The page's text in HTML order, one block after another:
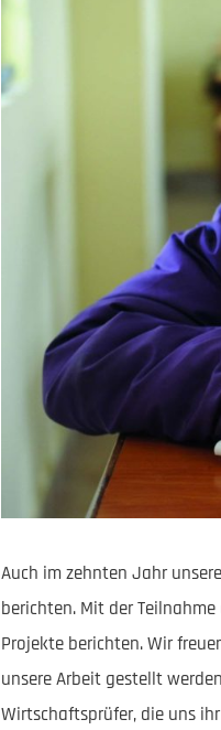
Auch im zehnten Jahr
berichten. Mit der
Projekte berichten. Wir
unsere Arbeit gestellt
Wirtschaftsprüfer, die uns